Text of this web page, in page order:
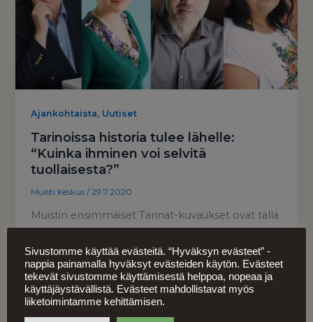
Ajankohtaista, Uutiset
Tarinoissa historia tulee lähelle:
“Kuinka ihminen voi selvitä
tuollaisesta?”
Muisti Keskus/29.7.2020
Muistin ensimmäiset Tarinat-kuvaukset ovat tällä
viikolla tulleet päätökseen. Tarinat on yksi
Muistin keskeisistä näyttelyosioista. Nyt kuvatut
kertomukset käsittelevät sota-ajan kokemuksia
Sivustomme käyttää evästeitä. “Hyväksyn evästeet” -
nappia painamalla hyväksyt evästeiden käytön. Evästeet
tekevät sivustomme käyttämisestä helppoa, nopeaa ja
käyttäjäystävällistä. Evästeet mahdollistavat myös
liiketoimintamme kehittämisen.